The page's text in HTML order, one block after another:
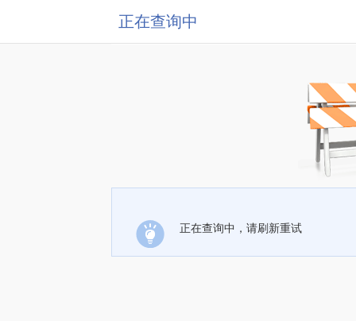
正在查询中
正在查询中，请刷新重试